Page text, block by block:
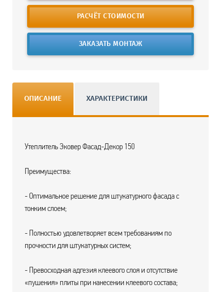
РАСЧЁТ СТОИМОСТИ
ЗАКАЗАТЬ МОНТАЖ
ОПИСАНИЕ ХАРАКТЕРИСТИКИ
Утеплитель Эковер Фасад-Декор 150
Преимущества:
- Оптимальное решение для штукатурного фасада с
тонким слоем;
- Полностью удовлетворяет всем требованиям по
прочности для штукатурных систем;
- Превосходная адгезия клеевого слоя и отсутствие
«пушения» плиты при нанесении клеевого состава;